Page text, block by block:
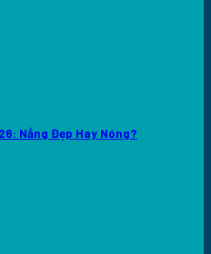
Nắng Đẹp Hay Nóng?